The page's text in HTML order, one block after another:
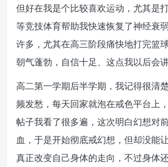
但好在我是个比较喜欢运动，尤其是
等竞技体育帮助我快速恢复了神经衰
许多，尤其在高三阶段痛快地打完篮
朝气蓬勃，自信十足、这点我以后会讲
高二第一学期后半学期，我记得很清
频发愁，每天回家就泡在戒色平台上
帖子我看了很多遍，这次明白幻想对
血，于是开始彻底戒幻想，但却没能
真正改变自己身体的走向，不过身体